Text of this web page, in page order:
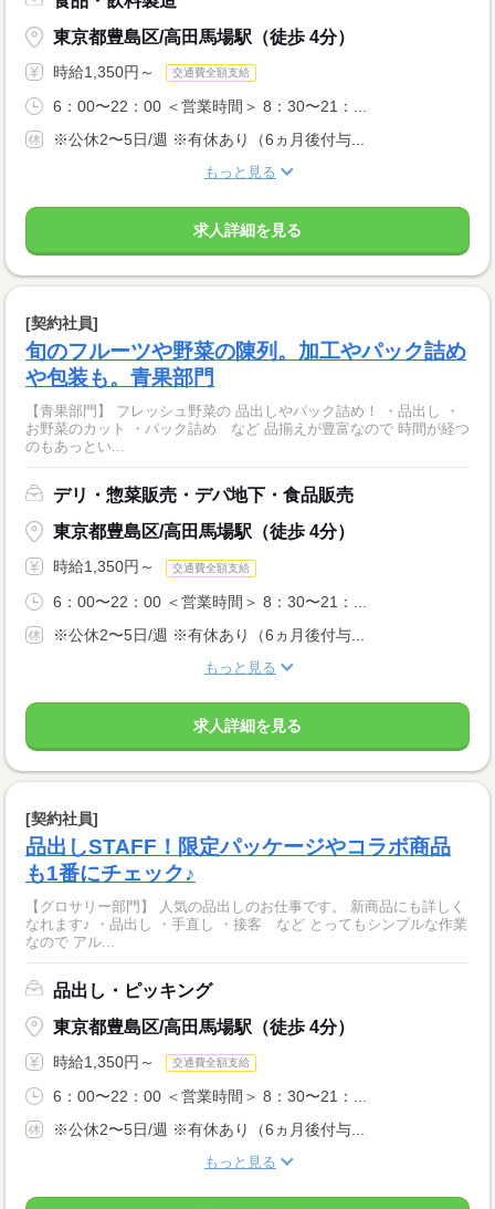
東京都豊島区/高田馬場駅（徒歩 4分）
時給1,350円～ 交通費全額支給
6：00〜22：00 ＜営業時間＞ 8：30〜21：...
※公休2〜5日/週 ※有休あり（6ヵ月後付与...
もっと見る
求人詳細を見る
[契約社員]
旬のフルーツや野菜の陳列。加工やパック詰め
や包装も。青果部門
【青果部門】 フレッシュ野菜の 品出しやパック詰め！ ・品出し ・
お野菜のカット ・パック詰め など 品揃えが豊富なので 時間が経つ
のもあっとい...
デリ・惣菜販売・デパ地下・食品販売
東京都豊島区/高田馬場駅（徒歩 4分）
時給1,350円～ 交通費全額支給
6：00〜22：00 ＜営業時間＞ 8：30〜21：...
※公休2〜5日/週 ※有休あり（6ヵ月後付与...
もっと見る
求人詳細を見る
[契約社員]
品出しSTAFF！限定パッケージやコラボ商品
も1番にチェック♪
【グロサリー部門】 人気の品出しのお仕事です。 新商品にも詳しく
なれます♪ ・品出し ・手直し ・接客 など とってもシンプルな作業
なので アル...
品出し・ピッキング
東京都豊島区/高田馬場駅（徒歩 4分）
時給1,350円～ 交通費全額支給
6：00〜22：00 ＜営業時間＞ 8：30〜21：...
※公休2〜5日/週 ※有休あり（6ヵ月後付与...
もっと見る